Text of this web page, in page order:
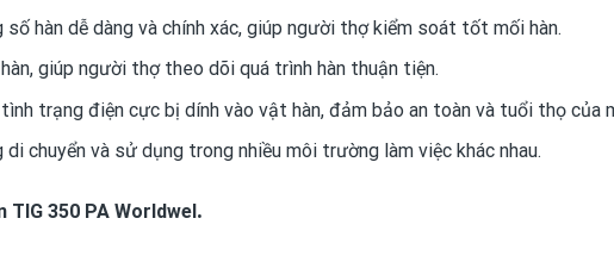
hàn dễ dàng và chính xác, giúp người thợ kiểm soát tốt mối hàn.
giúp người thợ theo dõi quá trình hàn thuận tiện.
trạng điện cực bị dính vào vật hàn, đảm bảo an toàn và tuổi thọ của
di chuyển và sử dụng trong nhiều môi trường làm việc khác nhau.
TIG 350 PA Worldwel .